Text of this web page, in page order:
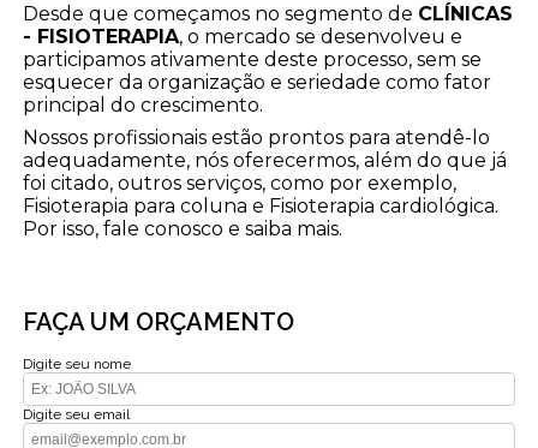
Desde que começamos no segmento de CLÍNICAS
- FISIOTERAPIA, o mercado se desenvolveu e
participamos ativamente deste processo, sem se
esquecer da organização e seriedade como fator
principal do crescimento.
Nossos profissionais estão prontos para atendê-lo
adequadamente, nós oferecermos, além do que já
foi citado, outros serviços, como por exemplo,
Fisioterapia para coluna e Fisioterapia cardiológica.
Por isso, fale conosco e saiba mais.
FAÇA UM ORÇAMENTO
Digite seu nome
Digite seu email